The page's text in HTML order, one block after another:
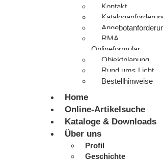
Kontakt
RMA
Onlineformular
Objektplanung
Rund ums Licht
Bestellhinweise
Home
Online-Artikelsuche
Kataloge & Downloads
Über uns
Profil
Geschichte